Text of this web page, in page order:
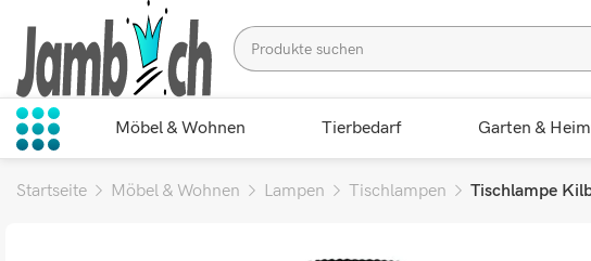
Möbel & Wohnen Tierbedarf Garten &
Startseite Möbel & Wohnen Lampen Tischlampen Tischlampe